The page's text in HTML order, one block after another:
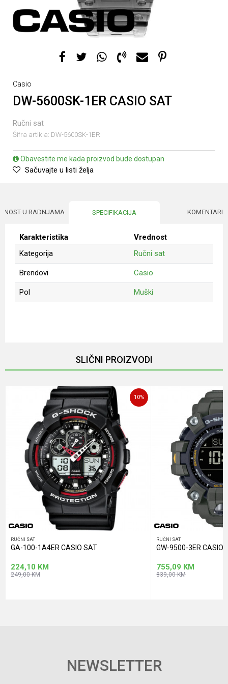
Casio
DW-5600SK-1ER CASIO SAT
Ručni sat
Šifra artikla: DW-5600SK-1ER
Obavestite me kada proizvod bude dostupan
Sačuvajte u listi želja
U RADNJAMA SPECIFIKACIJA KOMENTARI
Karakteristika
Vrednost
Kategorija
Ručni sat
Brendovi Casio
Pol Muški
POŠALJI
SLIČNI PROIZVODI
10%
RUČNI SAT
GA-100-1A4ER CASIO SAT
224,10 KM
249,00KM
RUČNI SAT
GW-9500-3ER CASIO
755,09 KM
839,00KM
NEWSLETTER